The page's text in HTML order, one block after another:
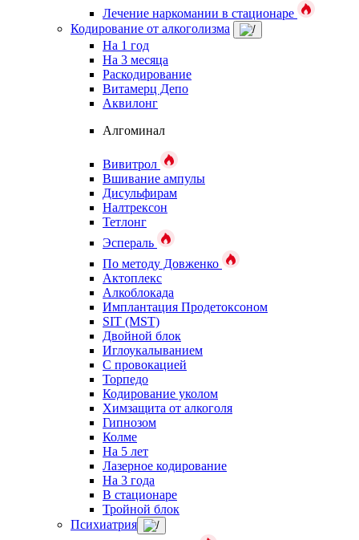
Лечение наркомании в стационаре
Кодирование от алкоголизма
На 1 год
На 3 месяца
Раскодирование
Витамерц Депо
Аквилонг
Алгоминал
Вивитрол
Вшивание ампулы
Дисульфирам
Налтрексон
Тетлонг
Эспераль
По методу Довженко
Актоплекс
Алкоблокада
Имплантация Продетоксоном
SIT (MST)
Двойной блок
Иглоукалыванием
С провокацией
Торпедо
Кодирование уколом
Химзащита от алкоголя
Гипнозом
Колме
На 5 лет
Лазерное кодирование
На 3 года
В стационаре
Тройной блок
Психиатрия